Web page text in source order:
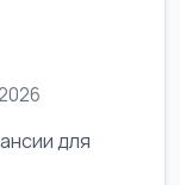
для